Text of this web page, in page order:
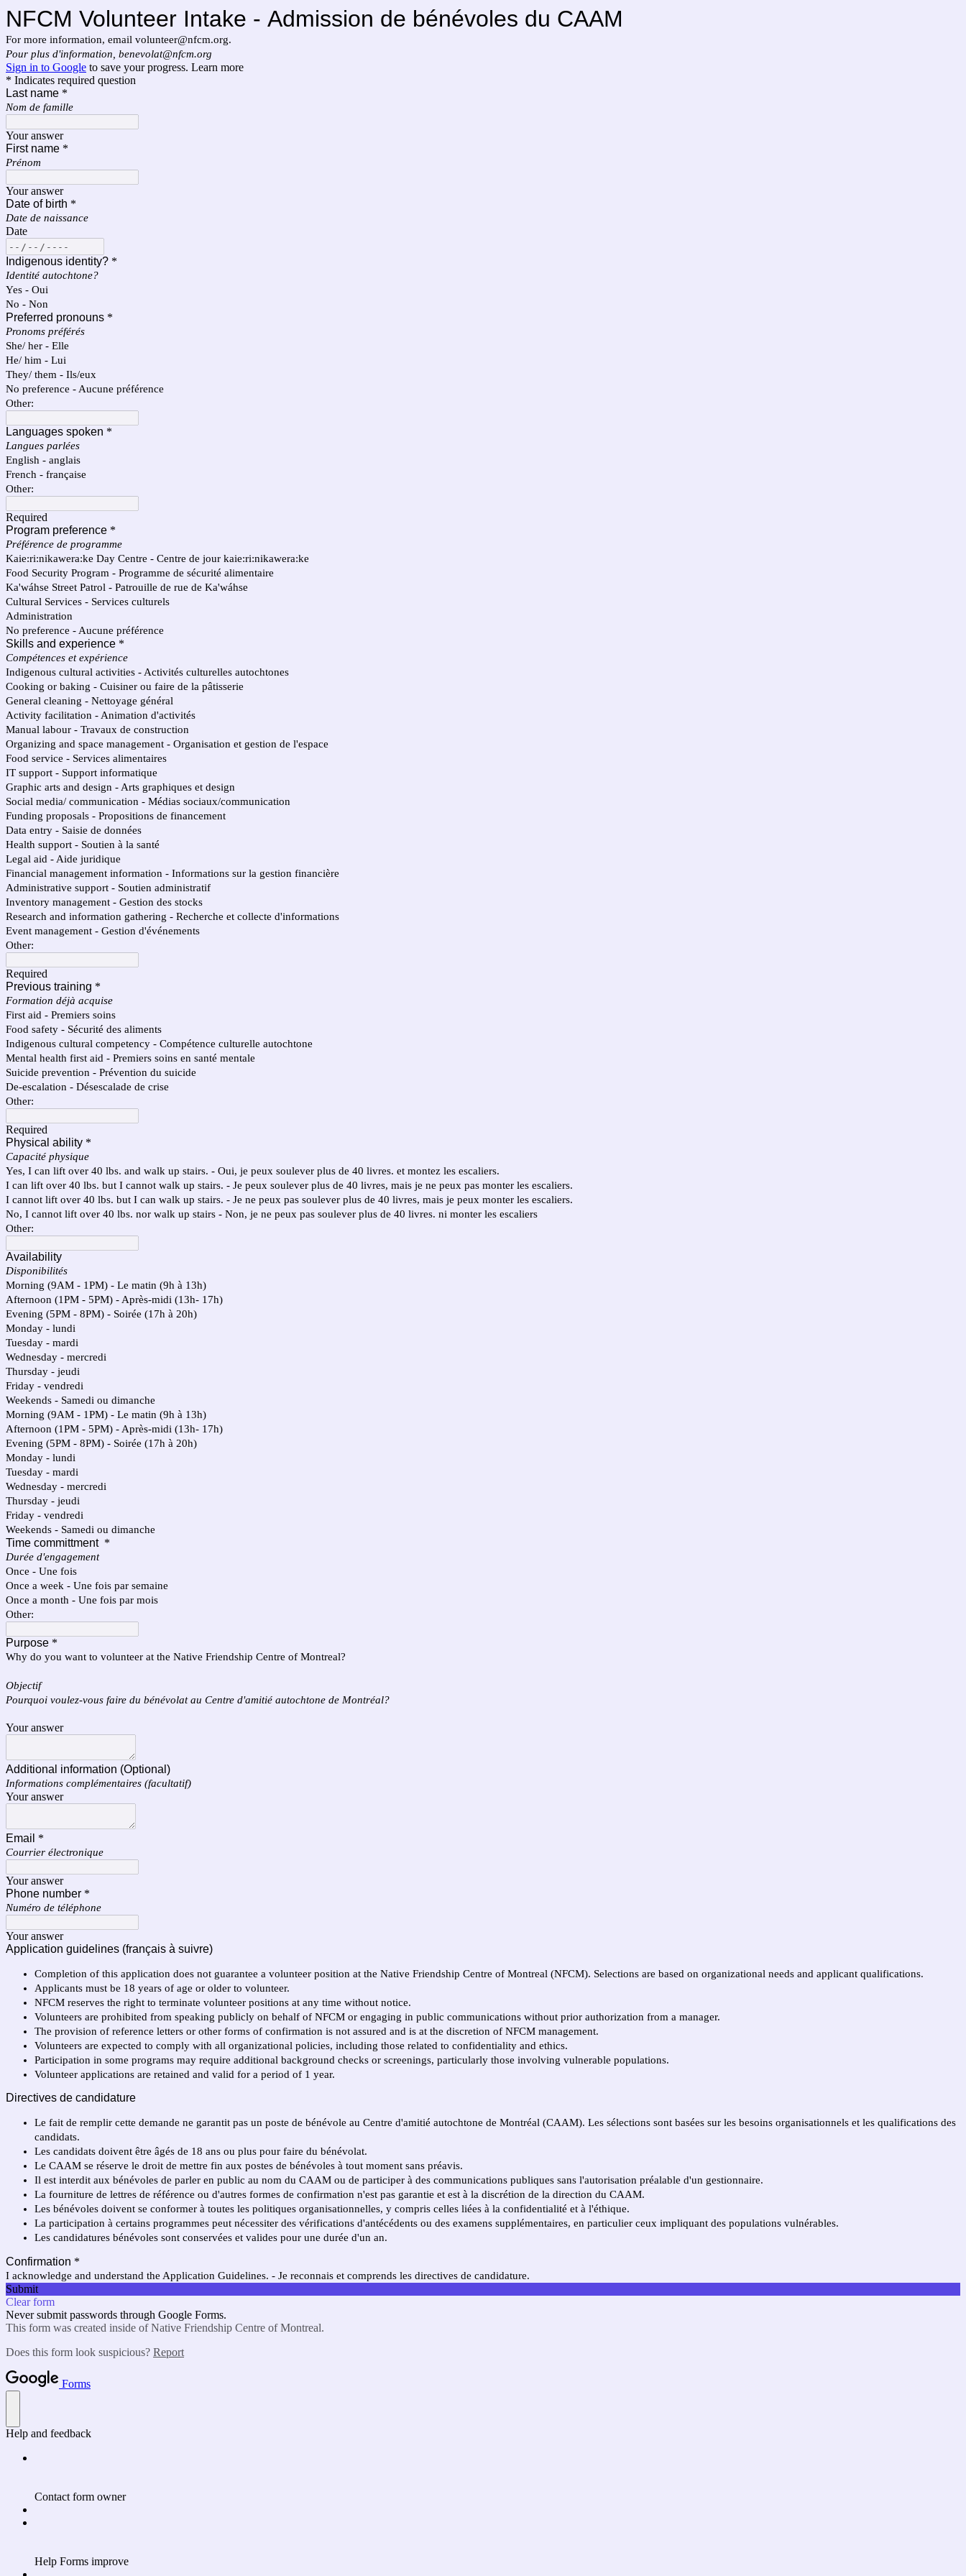
NFCM Volunteer Intake - Admission de bénévoles du CAAM
For more information, email volunteer@nfcm.org.
Pour plus d'information, benevolat@nfcm.org
Sign in to Google to save your progress. Learn more
* Indicates required question
Last name *
Nom de famille
Your answer
First name *
Prénom
Your answer
Date of birth *
Date de naissance
Date
Indigenous identity? *
Identité autochtone?
Yes - Oui
No - Non
Preferred pronouns *
Pronoms préférés
She/ her - Elle
He/ him - Lui
They/ them - Ils/eux
No preference - Aucune préférence
Other:
Languages spoken *
Langues parlées
English - anglais
French - française
Other:
Required
Program preference *
Préférence de programme
Kaie:ri:nikawera:ke Day Centre - Centre de jour kaie:ri:nikawera:ke
Food Security Program - Programme de sécurité alimentaire
Ka'wáhse Street Patrol - Patrouille de rue de Ka'wáhse
Cultural Services - Services culturels
Administration
No preference - Aucune préférence
Skills and experience *
Compétences et expérience
Indigenous cultural activities - Activités culturelles autochtones
Cooking or baking - Cuisiner ou faire de la pâtisserie
General cleaning - Nettoyage général
Activity facilitation - Animation d'activités
Manual labour - Travaux de construction
Organizing and space management - Organisation et gestion de l'espace
Food service - Services alimentaires
IT support - Support informatique
Graphic arts and design - Arts graphiques et design
Social media/ communication - Médias sociaux/communication
Funding proposals - Propositions de financement
Data entry - Saisie de données
Health support - Soutien à la santé
Legal aid - Aide juridique
Financial management information - Informations sur la gestion financière
Administrative support - Soutien administratif
Inventory management - Gestion des stocks
Research and information gathering - Recherche et collecte d'informations
Event management - Gestion d'événements
Other:
Required
Previous training *
Formation déjà acquise
First aid - Premiers soins
Food safety - Sécurité des aliments
Indigenous cultural competency - Compétence culturelle autochtone
Mental health first aid - Premiers soins en santé mentale
Suicide prevention - Prévention du suicide
De-escalation - Désescalade de crise
Other:
Required
Physical ability *
Capacité physique
Yes, I can lift over 40 lbs. and walk up stairs. - Oui, je peux soulever plus de 40 livres. et montez les escaliers.
I can lift over 40 lbs. but I cannot walk up stairs. - Je peux soulever plus de 40 livres, mais je ne peux pas monter les escaliers.
I cannot lift over 40 lbs. but I can walk up stairs. - Je ne peux pas soulever plus de 40 livres, mais je peux monter les escaliers.
No, I cannot lift over 40 lbs. nor walk up stairs - Non, je ne peux pas soulever plus de 40 livres. ni monter les escaliers
Other:
Availability
Disponibilités
Morning (9AM - 1PM) - Le matin (9h à 13h)
Afternoon (1PM - 5PM) - Après-midi (13h- 17h)
Evening (5PM - 8PM) - Soirée (17h à 20h)
Monday - lundi
Tuesday - mardi
Wednesday - mercredi
Thursday - jeudi
Friday - vendredi
Weekends - Samedi ou dimanche
Morning (9AM - 1PM) - Le matin (9h à 13h)
Afternoon (1PM - 5PM) - Après-midi (13h- 17h)
Evening (5PM - 8PM) - Soirée (17h à 20h)
Monday - lundi
Tuesday - mardi
Wednesday - mercredi
Thursday - jeudi
Friday - vendredi
Weekends - Samedi ou dimanche
Time committment *
Durée d'engagement
Once - Une fois
Once a week - Une fois par semaine
Once a month - Une fois par mois
Other:
Purpose *
Why do you want to volunteer at the Native Friendship Centre of Montreal?
Objectif
Pourquoi voulez-vous faire du bénévolat au Centre d'amitié autochtone de Montréal?
Your answer
Additional information (Optional)
Informations complémentaires (facultatif)
Your answer
Email *
Courrier électronique
Your answer
Phone number *
Numéro de téléphone
Your answer
Application guidelines (français à suivre)
Completion of this application does not guarantee a volunteer position at the Native Friendship Centre of Montreal (NFCM). Selections are based on organizational needs and applicant qualifications.
Applicants must be 18 years of age or older to volunteer.
NFCM reserves the right to terminate volunteer positions at any time without notice.
Volunteers are prohibited from speaking publicly on behalf of NFCM or engaging in public communications without prior authorization from a manager.
The provision of reference letters or other forms of confirmation is not assured and is at the discretion of NFCM management.
Volunteers are expected to comply with all organizational policies, including those related to confidentiality and ethics.
Participation in some programs may require additional background checks or screenings, particularly those involving vulnerable populations.
Volunteer applications are retained and valid for a period of 1 year.
Directives de candidature
Le fait de remplir cette demande ne garantit pas un poste de bénévole au Centre d'amitié autochtone de Montréal (CAAM). Les sélections sont basées sur les besoins organisationnels et les qualifications des
candidats.
Les candidats doivent être âgés de 18 ans ou plus pour faire du bénévolat.
Le CAAM se réserve le droit de mettre fin aux postes de bénévoles à tout moment sans préavis.
Il est interdit aux bénévoles de parler en public au nom du CAAM ou de participer à des communications publiques sans l'autorisation préalable d'un gestionnaire.
La fourniture de lettres de référence ou d'autres formes de confirmation n'est pas garantie et est à la discrétion de la direction du CAAM.
Les bénévoles doivent se conformer à toutes les politiques organisationnelles, y compris celles liées à la confidentialité et à l'éthique.
La participation à certains programmes peut nécessiter des vérifications d'antécédents ou des examens supplémentaires, en particulier ceux impliquant des populations vulnérables.
Les candidatures bénévoles sont conservées et valides pour une durée d'un an.
Confirmation *
I acknowledge and understand the Application Guidelines. - Je reconnais et comprends les directives de candidature.
Submit
Clear form
Never submit passwords through Google Forms.
This form was created inside of Native Friendship Centre of Montreal.
Does this form look suspicious? Report
Forms
Help and feedback
Contact form owner
Help Forms improve